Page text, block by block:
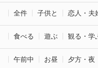
全件 子供と 恋人・夫
食べる 遊ぶ 観る・学
午前中 お昼 夕方・夜